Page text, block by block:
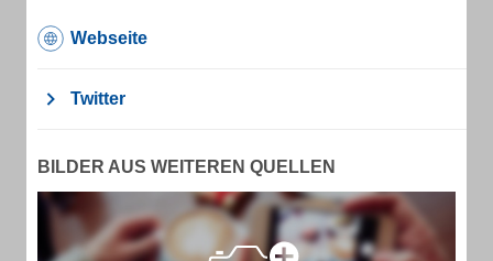
Webseite
Twitter
BILDER AUS WEITEREN QUELLEN